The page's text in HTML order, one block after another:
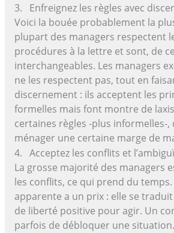
3. Enfreignez les règles avec
Voici la bouée probablement la
plupart des managers respectent
procédures à la lettre et sont, de
interchangeables. Les managers
ne les respectent pas, tout en
discernement : ils acceptent les
formelles mais font montre de
certaines règles -plus informelles-,
ménager une certaine marge de
4. Acceptez les conflits et
La grosse majorité des managers
les conflits, ce qui prend du
apparente a un prix : elle se
de liberté positive pour agir. Un
parfois de débloquer une situation.